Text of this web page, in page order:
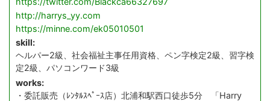
http://harrys_yy.com
https://minne.com/ek05010501
skill:
ヘルパー2級、社会福祉主事任用資格、ペン字検定2級、習字検
定2級、パソコンワード3級
works:
・委託販売（ﾚﾝﾀﾙｽﾍﾟｰｽ店）北浦和駅西口徒歩5分 「Harry